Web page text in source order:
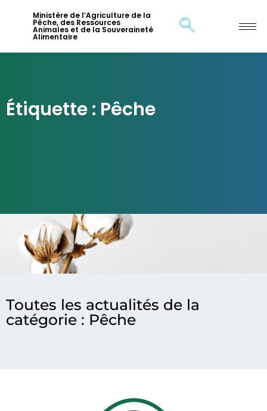
Ministère de l’Agriculture de la
Pêche, des Ressources
Animales et de la Souveraineté
Alimentaire
Étiquette : Pêche
Toutes les actualités de la
catégorie : Pêche